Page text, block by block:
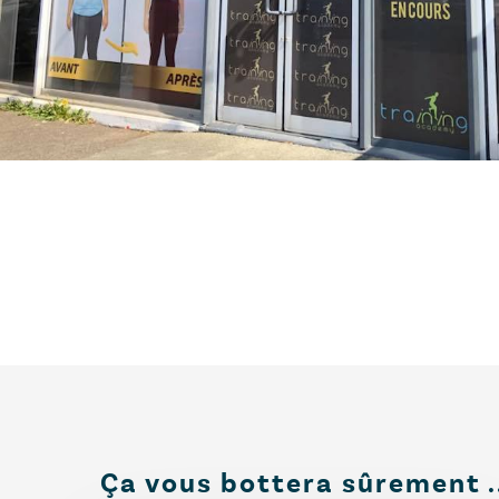
Ça vous bottera sûrement